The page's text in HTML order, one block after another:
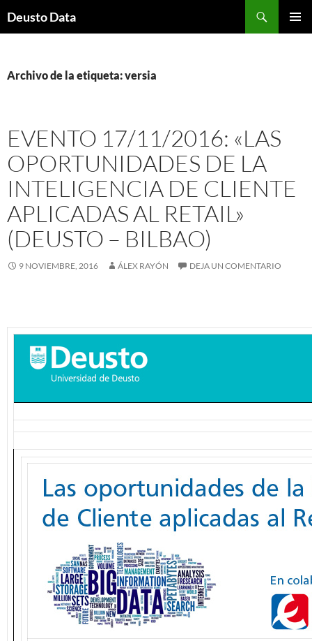
Deusto Data
Archivo de la etiqueta: versia
EVENTO 17/11/2016: «LAS
OPORTUNIDADES DE LA
INTELIGENCIA DE CLIENTE
APLICADAS AL RETAIL»
(DEUSTO – BILBAO)
9 NOVIEMBRE, 2016 ÁLEX RAYÓN DEJA UN COMENTARIO